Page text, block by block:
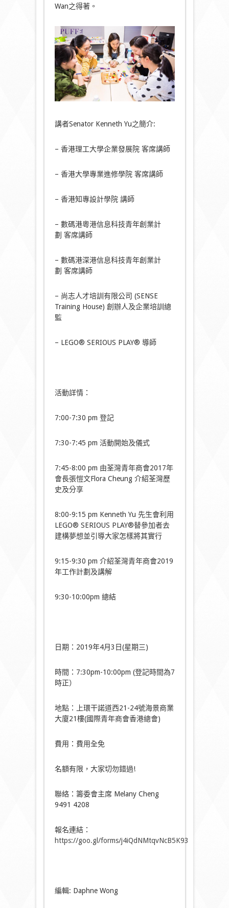
Wan之得著。
講者Senator Kenneth Yu之簡介:
– 香港理工大學企業發展院 客席講師
– 香港大學專業進修學院 客席講師
– 香港知專設計學院 講師
– 數碼港粵港信息科技青年創業計
劃 客席講師
– 數碼港深港信息科技青年創業計
劃 客席講師
– 尚志人才培訓有限公司 (SENSE
Training House) 創辦人及企業培訓總
監
– LEGO® SERIOUS PLAY® 導師
活動詳情：
7:00-7:30 pm 登記
7:30-7:45 pm 活動開始及儀式
7:45-8:00 pm 由荃灣青年商會2017年
會長張愷文Flora Cheung 介紹荃灣歷
史及分享
8:00-9:15 pm Kenneth Yu 先生會利用
LEGO® SERIOUS PLAY®替參加者去
建構夢想並引導大家怎樣將其實行
9:15-9:30 pm 介紹荃灣青年商會2019
年工作計劃及講解
9:30-10:00pm 總結
日期：2019年4月3日(星期三)
時間：7:30pm-10:00pm (登記時間為7
時正）
地點：上環干諾道西21-24號海景商業
大廈21樓(國際青年商會香港總會)
費用：費用全免
名額有限，大家切勿錯過!
聯絡：籌委會主席 Melany Cheng
9491 4208
報名連結：
https://goo.gl/forms/j4iQdNMtqvNcB5K93
編輯: Daphne Wong